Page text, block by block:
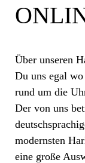
Über unseren
Du uns egal
rund um die
Der von uns
modernsten
eine große